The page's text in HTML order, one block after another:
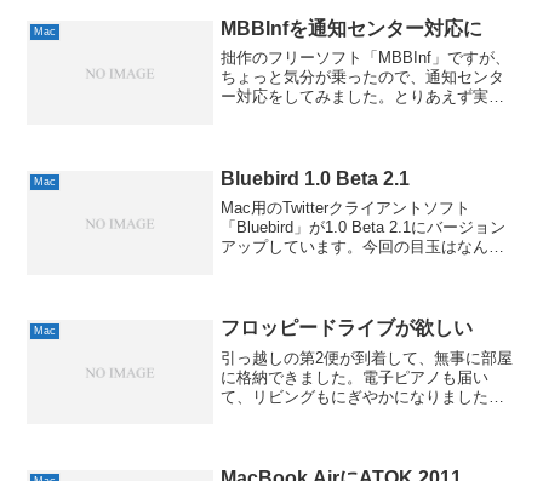
Mac MBBInfを通知センター対応に
拙作のフリーソフト「MBBInf」ですが、
ちょっと気分が乗ったので、通知センタ
ー対応をしてみました。とりあえず実験
Macのほうはま...
Mac Bluebird 1.0 Beta 2.1
Mac用のTwitterクライアントソフト
「Bluebird」が1.0 Beta 2.1にバージョン
アップしています。今回の目玉はなんと
Mac フロッピードライブが欲しい
引っ越しの第2便が到着して、無事に部屋
に格納できました。電子ピアノも届い
て、リビングもにぎやかになりました。
ータをMID...